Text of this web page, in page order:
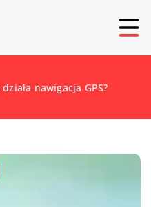
działa nawigacja GPS?